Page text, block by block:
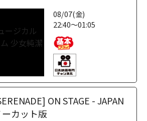
08/07(金)
22:40～01:05
ON STAGE - JAPAN
カット版